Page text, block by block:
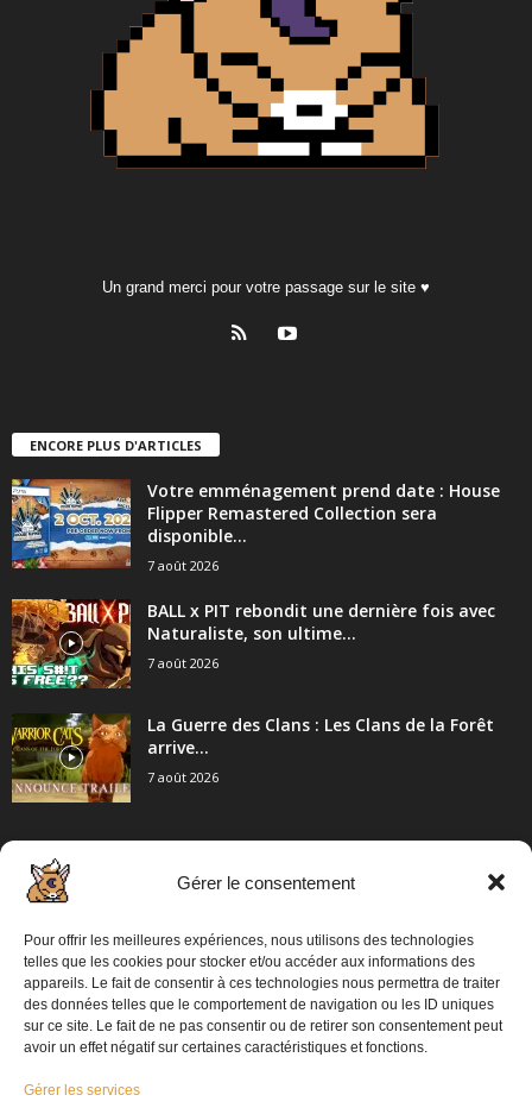
Gérer le consentement
Pour offrir les meilleures expériences, nous utilisons des technologies
telles que les cookies pour stocker et/ou accéder aux informations des
appareils. Le fait de consentir à ces technologies nous permettra de traiter
des données telles que le comportement de navigation ou les ID uniques
sur ce site. Le fait de ne pas consentir ou de retirer son consentement peut
avoir un effet négatif sur certaines caractéristiques et fonctions.
Gérer les services
Un grand merci pour votre passage sur le site ♥
ENCORE PLUS D'ARTICLES
Votre emménagement prend date : House
Flipper Remastered Collection sera
disponible...
7 août 2026
BALL x PIT rebondit une dernière fois avec
Naturaliste, son ultime...
7 août 2026
La Guerre des Clans : Les Clans de la Forêt
arrive...
7 août 2026
CATÉGORIE POPULAIRE
PC
Playstation 5 698
XBOX 574